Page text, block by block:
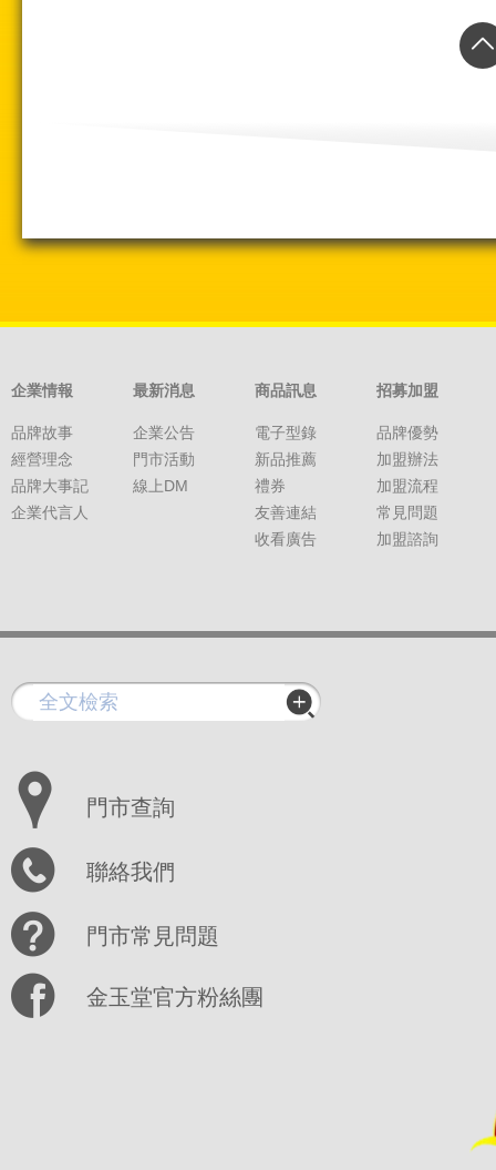
企業情報
品牌故事
經營理念
品牌大事記
企業代言人
最新消息
企業公告
門市活動
線上DM
商品訊息
電子型錄
新品推薦
禮券
友善連結
收看廣告
招募加盟
品牌優勢
加盟辦法
加盟流程
常見問題
加盟諮詢
門市查詢
聯絡我們
門市常見問題
金玉堂官方粉絲團